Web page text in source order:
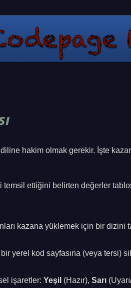
hakim olmak gerekir. İşte
ettiğini belirten değerler
kazana yüklemek için bir dizini
yerel kod sayfasına (veya tersi)
işaretler: Yeşil (Hazır), Sarı